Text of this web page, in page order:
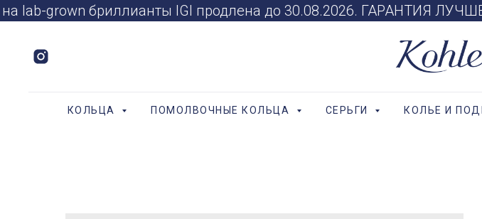
lab-grown бриллианты IGI продлена до 30.08.2026. ГАРАНТИЯ
КОЛЬЦА ПОМОЛВОЧНЫЕ КОЛЬЦА СЕРЬГИ КОЛЬЕ И